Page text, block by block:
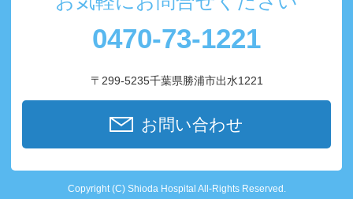
0470-73-1221
〒299-5235千葉県勝浦市出水1221
お問い合わせ
Copyright (C) Shioda Hospital All-Rights Reserved.